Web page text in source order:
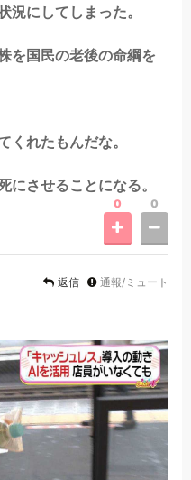
況にしてしまった。
を国民の老後の命綱を
くれたもんだな。
にさせることになる。
0 0
返信 通報/ミュート